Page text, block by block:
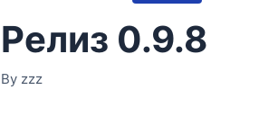
Релиз 0.9.8
By zzz